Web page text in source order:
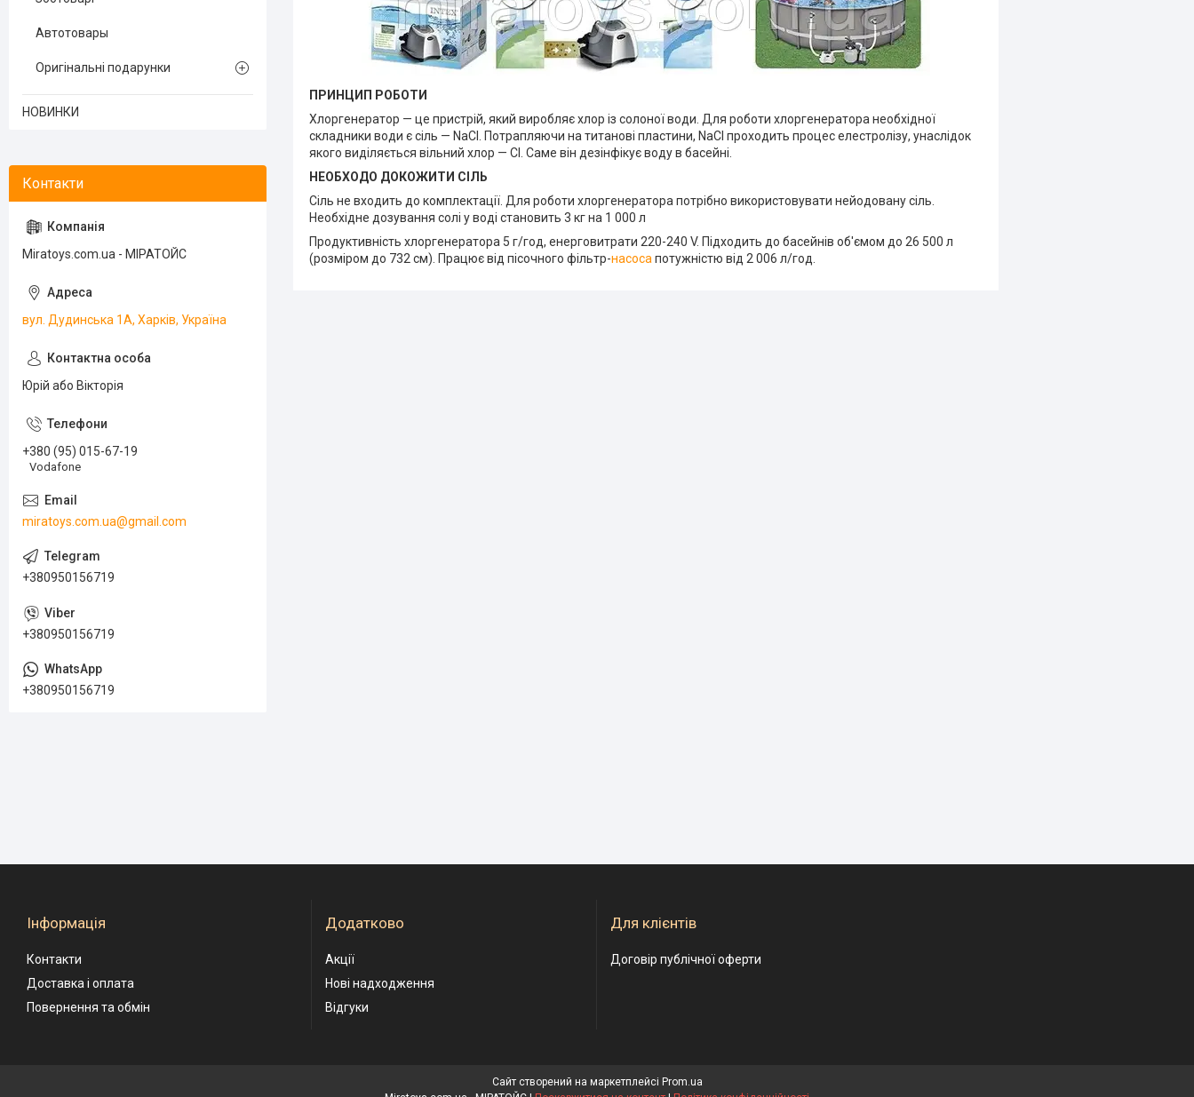
ПРИНЦИП РОБОТИ
Хлоргенератор — це пристрій, який виробляє хлор із солоної води. Для роботи хлоргенератора необхідної
складники води є сіль — NaCl. Потрапляючи на титанові пластини, NaCl проходить процес елестролізу, унаслідок
якого виділяється вільний хлор — Cl. Саме він дезінфікує воду в басейні.
НЕОБХОДО ДОКОЖИТИ СІЛЬ
Сіль не входить до комплектації. Для роботи хлоргенератора потрібно використовувати нейодовану сіль.
Необхідне дозування солі у воді становить 3 кг на 1 000 л
Продуктивність хлоргенератора 5 г/год, енерговитрати 220-240 V. Підходить до басейнів об'ємом до 26 500 л
(розміром до 732 см). Працює від пісочного фільтр-насоса потужністю від 2 006 л/год.
Автотовары
Оригінальні подарунки
НОВИНКИ
Miratoys.com.ua - МІРАТОЙС
вул. Дудинська 1А, Харків, Україна
Юрій або Вікторія
+380 (95) 015-67-19
Vodafone
miratoys.com.ua@gmail.com
+380950156719
+380950156719
+380950156719
Інформація
Контакти
Доставка і оплата
Повернення та обмін
Додатково
Акції
Нові надходження
Відгуки
Для клієнтів
Договір публічної оферти
Сайт створений на маркетплейсі Prom.ua